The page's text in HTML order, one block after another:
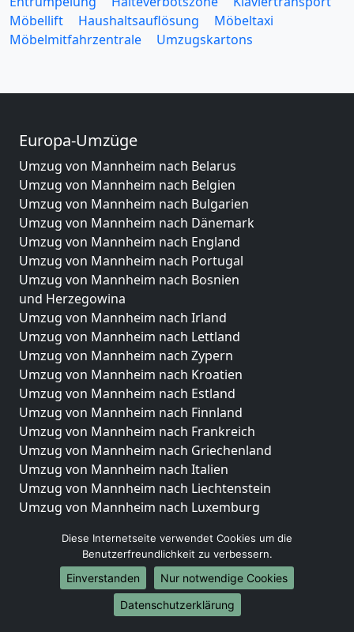
Möbellift
Haushaltsauflösung
Möbeltaxi
Möbelmitfahrzentrale
Umzugskartons
Europa-Umzüge
Umzug von Mannheim nach Belarus
Umzug von Mannheim nach Belgien
Umzug von Mannheim nach Bulgarien
Umzug von Mannheim nach Dänemark
Umzug von Mannheim nach England
Umzug von Mannheim nach Portugal
Umzug von Mannheim nach Bosnien
und Herzegowina
Umzug von Mannheim nach Irland
Umzug von Mannheim nach Lettland
Umzug von Mannheim nach Zypern
Umzug von Mannheim nach Kroatien
Umzug von Mannheim nach Estland
Umzug von Mannheim nach Finnland
Umzug von Mannheim nach Frankreich
Umzug von Mannheim nach Griechenland
Umzug von Mannheim nach Italien
Umzug von Mannheim nach Liechtenstein
Umzug von Mannheim nach Luxemburg
Umzug von Mannheim nach Norwegen
Umzüge-Deutschlandweit
Umzug von Mannheim nach Berlin
Umzug von Mannheim nach Hamburg
Diese Internetseite verwendet Cookies um die
Benutzerfreundlichkeit zu verbessern.
Einverstanden
Nur notwendige Cookies
Datenschutzerklärung